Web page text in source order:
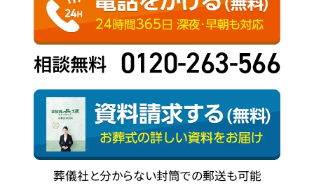
相談無料 0120-263-566
葬儀社と分からない封筒での郵送も可能